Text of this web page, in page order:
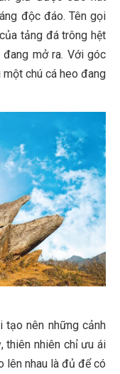
độc đáo. Tên gọi
tảng đá trông hệt
mở ra. Với góc
chú cá heo đang
tạo nên những cảnh
thiên nhiên chỉ ưu ái
lên nhau là đủ để có